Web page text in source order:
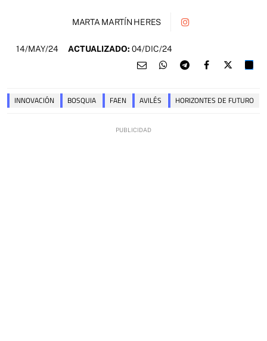
MARTA MARTÍN HERES
14/MAY/24 ACTUALIZADO: 04/DIC/24
INNOVACIÓN BOSQUIA FAEN AVILÉS HORIZONTES DE FUTURO